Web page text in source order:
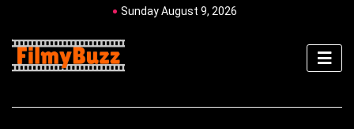
Sunday August 9, 2026